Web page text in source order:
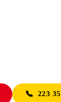
📞 223